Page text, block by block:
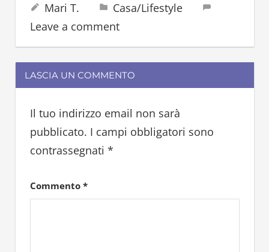
cucina
ortaggi
patata
patate
verdura
8 Settembre 2023
Mari T.
Casa/Lifestyle
Leave a comment
LASCIA UN COMMENTO
Il tuo indirizzo email non sarà
pubblicato. I campi obbligatori sono
contrassegnati *
Commento *